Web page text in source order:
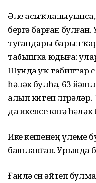
Әле асыҡланыуынса,
бергә барған
туғандары барып
табышҡа юдыға:
Шунда уҡ табиптар
һәләк булһа, 63
алып китеп
да икенсе көнгә һәләк
Ике кешенең үлеме
башланған. Урында
Ғаилә өсөн әйтеп